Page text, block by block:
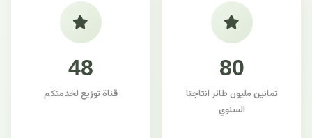
80
ثمانين مليون طائر انتاجنا
السنوي
48
قناة توزيع لخدمتكم